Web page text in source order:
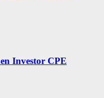
Investor CPE